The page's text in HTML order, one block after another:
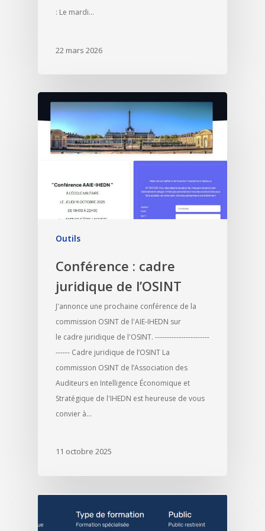
: Le mardi…
22 mars 2026
Outils
Conférence : cadre
juridique de l’OSINT
J'annonce une prochaine conférence de la
commission OSINT de l'AIE-IHEDN sur
le cadre juridique de l'OSINT. -----------------------
------ Cadre juridique de l’OSINT La
commission OSINT de l’Association des
Auditeurs en Intelligence Économique et
Stratégique de l'IHEDN est heureuse de vous
convier à…
11 octobre 2025